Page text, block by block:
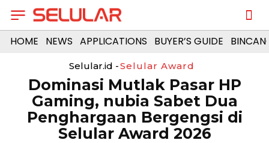
HOME NEWS APPLICATIONS BUYER’S GUIDE
Selular.id -Selular Award
Dominasi Mutlak Pasar HP
Gaming, nubia Sabet Dua
Penghargaan Bergengsi di
Selular Award 2026